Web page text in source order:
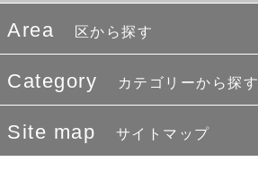
Area 区から探す
Category カテゴリーから探す
Site map サイトマップ